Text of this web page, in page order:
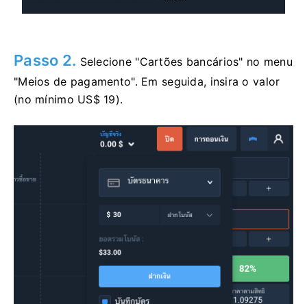
Passo 2. Selecione "Cartões bancários" no menu
"Meios de pagamento". Em seguida, insira o valor
(no mínimo US$ 19).